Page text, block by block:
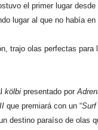
el primer lugar
lugar al que no había en
trajo olas perfectas
kölbi presentado por
que premiará con un “Surf
destino paraíso de olas